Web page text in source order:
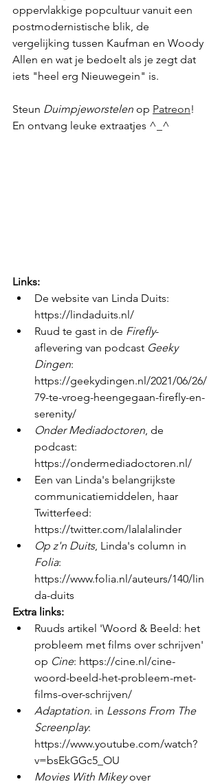
oppervlakkige popcultuur vanuit een
postmodernistische blik, de
vergelijking tussen Kaufman en Woody
Allen en wat je bedoelt als je zegt dat
iets "heel erg Nieuwegein" is.
Steun Duimpjeworstelen op Patreon!
En ontvang leuke extraatjes ^_^
Links:
De website van Linda Duits:
https://lindaduits.nl/
Ruud te gast in de Firefly-
aflevering van podcast Geeky
Dingen:
https://geekydingen.nl/2021/06/26/
79-te-vroeg-heengegaan-firefly-en-
serenity/
Onder Mediadoctoren, de
podcast:
https://ondermediadoctoren.nl/
Een van Linda's belangrijkste
communicatiemiddelen, haar
Twitterfeed:
https://twitter.com/lalalalinder
Op z'n Duits, Linda's column in
Folia:
https://www.folia.nl/auteurs/140/lin
da-duits
Extra links:
Ruuds artikel 'Woord & Beeld: het
probleem met films over schrijven'
op Cine: https://cine.nl/cine-
woord-beeld-het-probleem-met-
films-over-schrijven/
Adaptation. in Lessons From The
Screenplay:
https://www.youtube.com/watch?
v=bsEkGGc5_OU
Movies With Mikey over